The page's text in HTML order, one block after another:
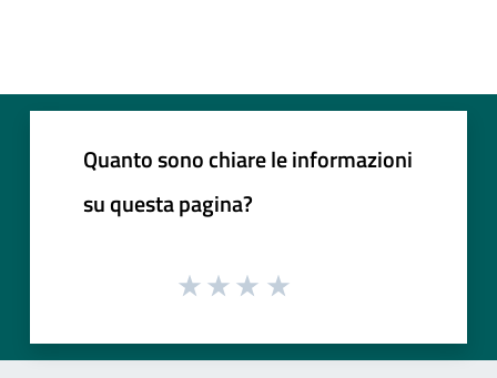
Quanto sono chiare le informazioni
su questa pagina?